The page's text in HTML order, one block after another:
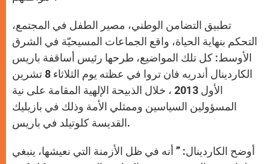
تطبيق التضامن الوطني، مصير الطفل في المجتمع،
التحكم بنهاية الحياة، واقع الجماعات المسيحيّة في الشرق
الأوسط: كل تلك المواضيع، طرحها رئيس أساقفة باريس
الكاردينال أندريه فان تروا في عظته يوم الثلاثاء 8 تشرين
الأول 2013 ، خلال الذبيحة الإلهية المقامة على نية
المسؤولين السياسين وممثلي الأمة وذلك في بازيليك
القديسة كلوتيلد في باريس.
أوضح الكاردينال: ” أنه في ظل الأزمنة التي نعيشها، ينبغي